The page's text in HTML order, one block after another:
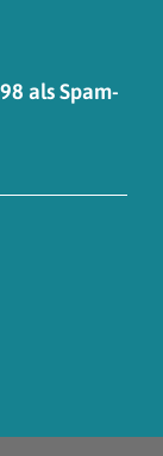
als Spam-